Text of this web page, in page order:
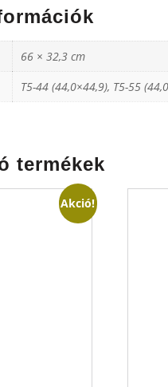
66 × 32,3 cm
T5-44 (44,0×44,9), T5-55
termékek
Akció!